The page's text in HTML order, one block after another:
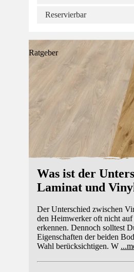
Reservierbar
Ratgeber
Was ist der
Laminat und
Der Unterschied zwischen
den Heimwerker oft nicht
erkennen. Dennoch solltest
Eigenschaften der beiden
Wahl berücksichtigen. W ...